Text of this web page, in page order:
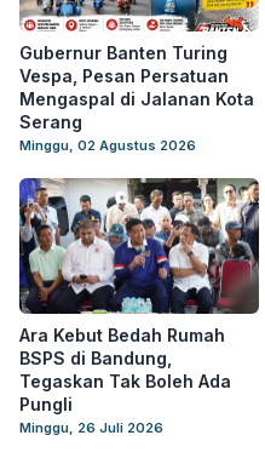
Gubernur Banten Turing
Vespa, Pesan Persatuan
Mengaspal di Jalanan Kota
Serang
Minggu, 02 Agustus 2026
Ara Kebut Bedah Rumah
BSPS di Bandung,
Tegaskan Tak Boleh Ada
Pungli
Minggu, 26 Juli 2026